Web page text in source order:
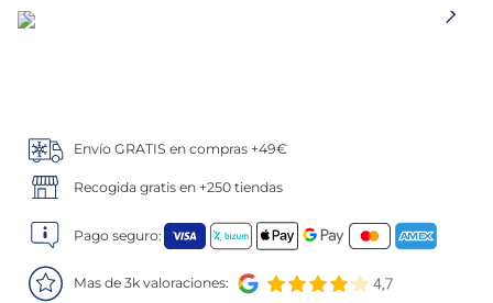
Envío GRATIS en compras +49€
Recogida gratis en +250 tiendas
Pago seguro:
Mas de 3k valoraciones:
6. croquetas
. canelones